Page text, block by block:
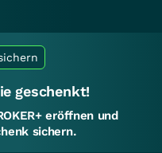
geschenkt!
eröffnen und
sichern.